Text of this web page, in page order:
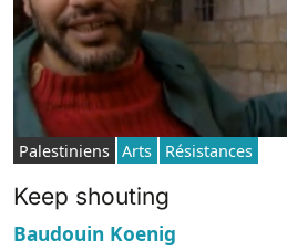
Palestiniens Arts Résistances
Keep shouting
Baudouin Koenig